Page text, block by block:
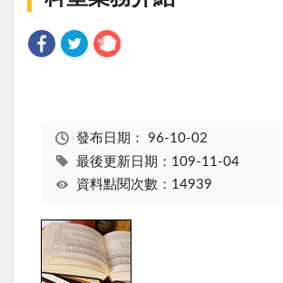
發布日期： 96-10-02
最後更新日期：109-11-04
資料點閱次數：14939